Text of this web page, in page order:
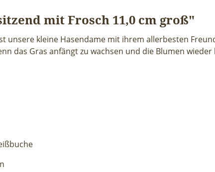
mit Frosch 11,0 cm groß"
unsere kleine Hasendame mit ihrem allerbesten
das Gras anfängt zu wachsen und die Blumen